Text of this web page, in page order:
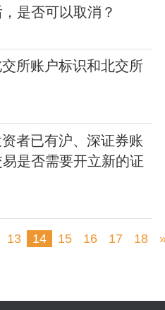
是否可以取消？
所账户标识和北交所
者已有沪、深证券账
是否需要开立新的证
13 14 15 16 17 18